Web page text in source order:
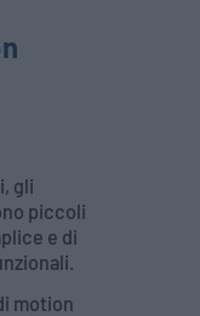
gli
piccoli
e di
motion